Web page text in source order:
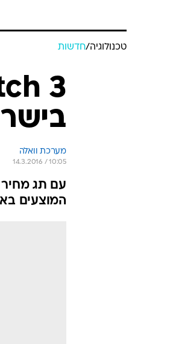
טכנולוגיה/חדשות
מערכת וואלה
14.3.2016 / 10:05
המוצעים